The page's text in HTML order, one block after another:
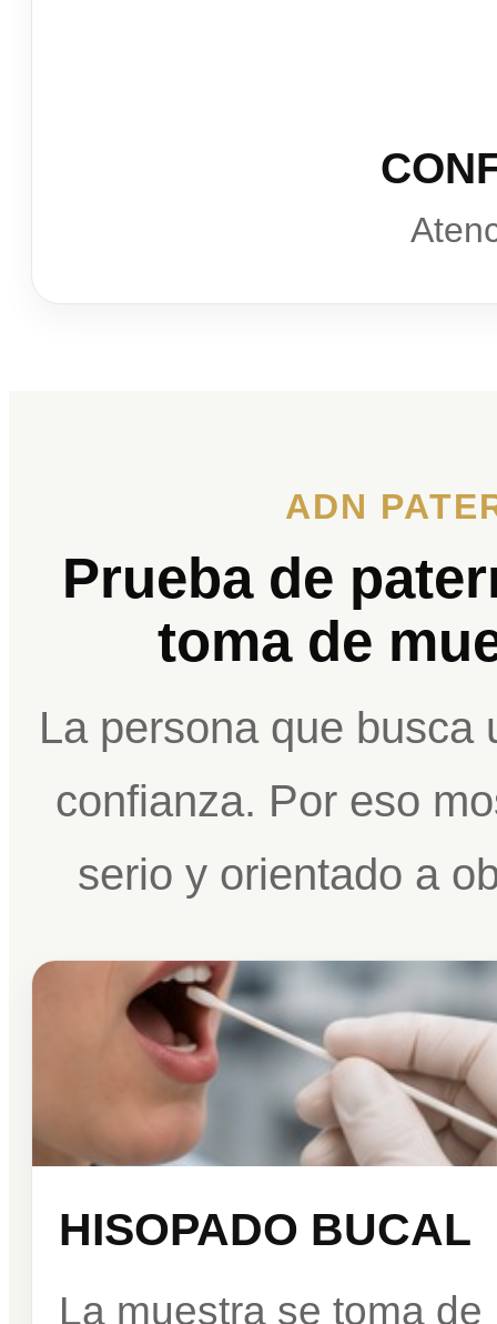
ADN
Prueba de
toma de
La persona que busca
confianza. Por eso
serio y orientado a
HISOPADO BUCAL
La muestra se toma de